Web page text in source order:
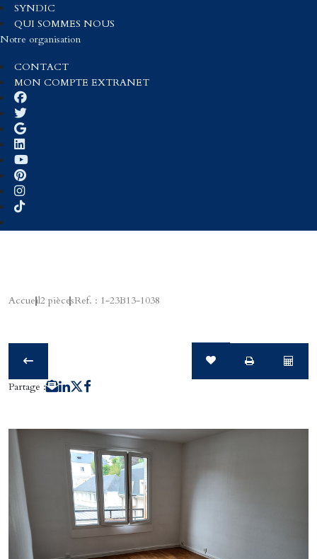
SYNDIC
QUI SOMMES NOUS
Notre organisation
CONTACT
MON COMPTE EXTRANET
Accueil2 piècesRef. : 1-23B13-1038
Partage :